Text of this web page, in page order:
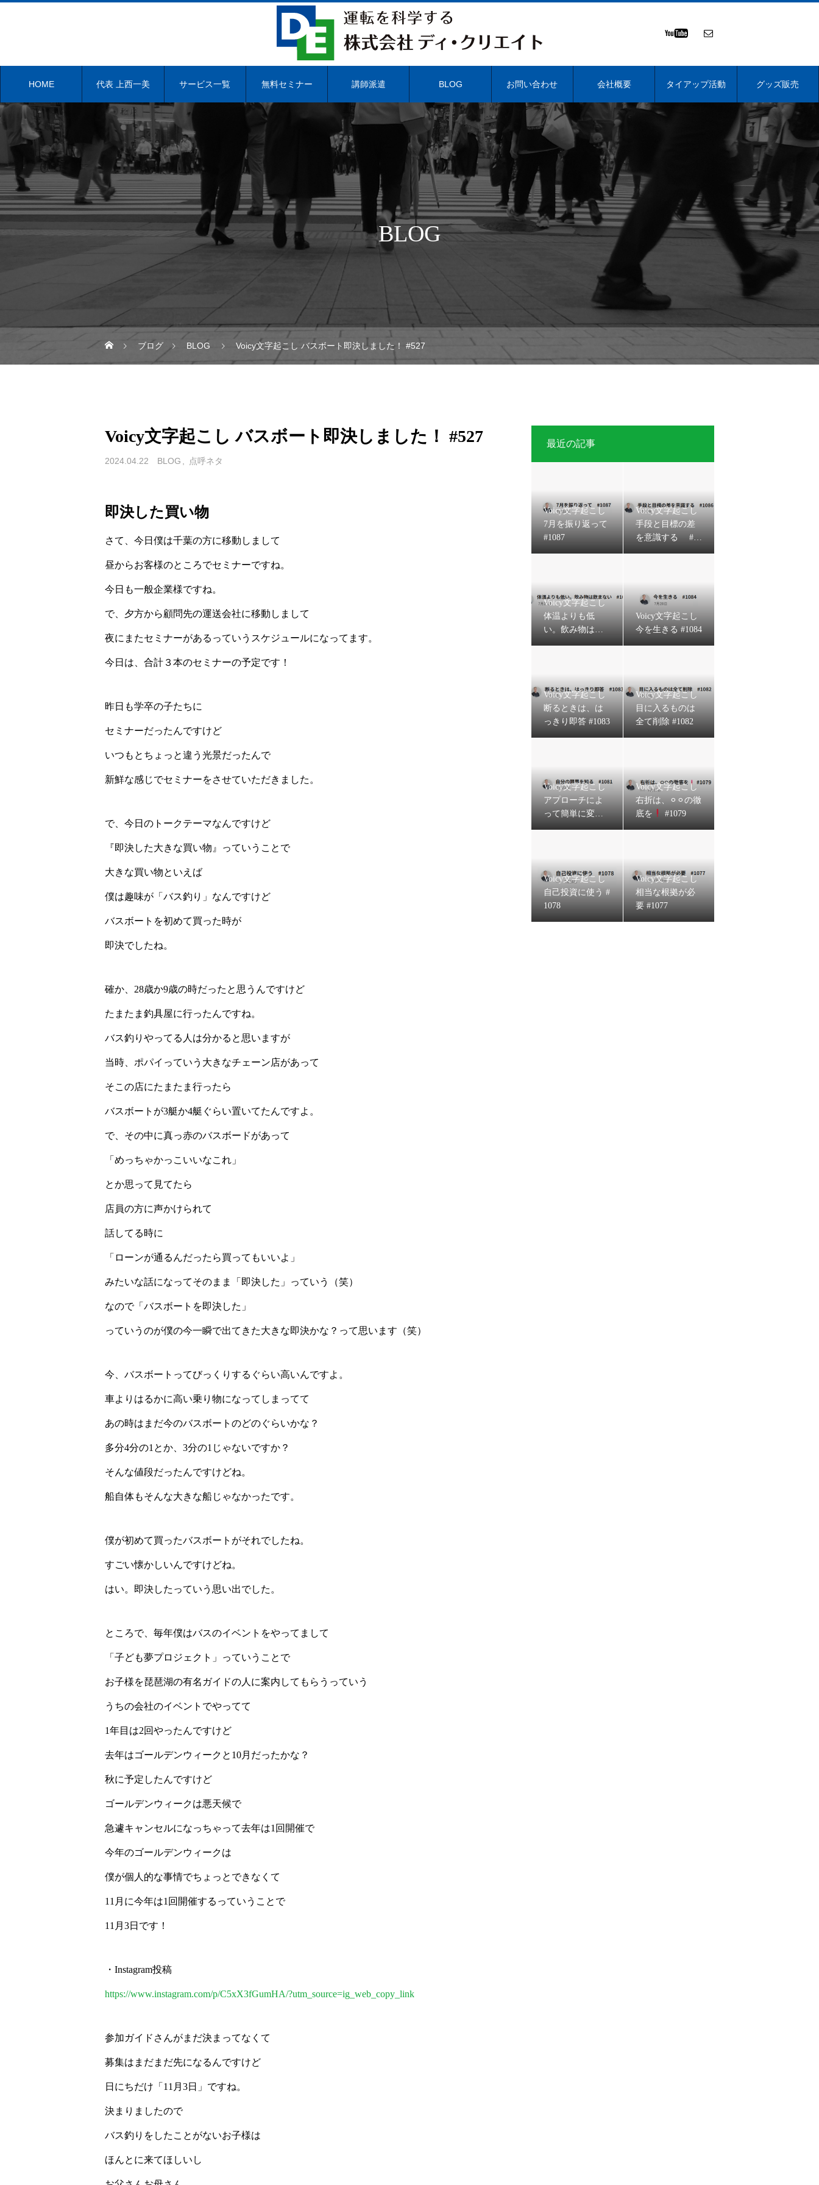
HOME 代表 上西一美 サービス一覧 無料セミナー 講師派遣 BLOG お問い合わせ 会社概要 タイアップ活動 グッズ販売
BLOG
ブログ BLOG Voicy文字起こし バスボート即決しました！ #527
Voicy文字起こし バスボート即決しました！ #527
2024.04.22 BLOG 点呼ネタ
即決した買い物
さて、今日僕は千葉の方に移動しまして
昼からお客様のところでセミナーですね。
今日も一般企業様ですね。
で、夕方から顧問先の運送会社に移動しまして
夜にまたセミナーがあるっていうスケジュールになってます。
今日は、合計３本のセミナーの予定です！
昨日も学卒の子たちに
セミナーだったんですけど
いつもとちょっと違う光景だったんで
新鮮な感じでセミナーをさせていただきました。
で、今日のトークテーマなんですけど
『即決した大きな買い物』っていうことで
大きな買い物といえば
僕は趣味が「バス釣り」なんですけど
バスボートを初めて買った時が
即決でしたね。
確か、28歳か9歳の時だったと思うんですけど
たまたま釣具屋に行ったんですね。
バス釣りやってる人は分かると思いますが
当時、ポパイっていう大きなチェーン店があって
そこの店にたまたま行ったら
バスボートが3艇か4艇ぐらい置いてたんですよ。
で、その中に真っ赤のバスボードがあって
「めっちゃかっこいいなこれ」
とか思って見てたら
店員の方に声かけられて
話してる時に
「ローンが通るんだったら買ってもいいよ」
みたいな話になってそのまま「即決した」っていう（笑）
なので「バスボートを即決した」
っていうのが僕の今一瞬で出てきた大きな即決かな？って思います（笑）
今、バスボートってびっくりするぐらい高いんですよ。
車よりはるかに高い乗り物になってしまってて
あの時はまだ今のバスボートのどのぐらいかな？
多分4分の1とか、3分の1じゃないですか？
そんな値段だったんですけどね。
船自体もそんな大きな船じゃなかったです。
僕が初めて買ったバスボートがそれでしたね。
すごい懐かしいんですけどね。
はい。即決したっていう思い出でした。
ところで、毎年僕はバスのイベントをやってまして
「子ども夢プロジェクト」っていうことで
お子様を琵琶湖の有名ガイドの人に案内してもらうっていう
うちの会社のイベントでやってて
1年目は2回やったんですけど
去年はゴールデンウィークと10月だったかな？
秋に予定したんですけど
ゴールデンウィークは悪天候で
急遽キャンセルになっちゃって去年は1回開催で
今年のゴールデンウィークは
僕が個人的な事情でちょっとできなくて
11月に今年は1回開催するっていうことで
11月3日です！
・Instagram投稿
https://www.instagram.com/p/C5xX3fGumHA/?utm_source=ig_web_copy_link
参加ガイドさんがまだ決まってなくて
募集はまだまだ先になるんですけど
日にちだけ「11月3日」ですね。
決まりましたので
バス釣りをしたことがないお子様は
ほんとに来てほしいし
最近の記事
Voicy文字起こし
7月を振り返って
#1087
Voicy文字起こし
手段と目標の差
を意識する #10
Voicy文字起こし
体温よりも低
い。飲み物は飲
Voicy文字起こし
今を生きる #1084
Voicy文字起こし
断るときは、は
っきり即答 #1083
Voicy文字起こし
目に入るものは
全て削除 #1082
Voicy文字起こし
アプローチによ
って簡単に変え
Voicy文字起こし
右折は、⚪︎⚪︎の徹
底を
#1079
Voicy文字起こし
自己投資に使う #
1078
Voicy文字起こし
相当な根拠が必
要 #1077